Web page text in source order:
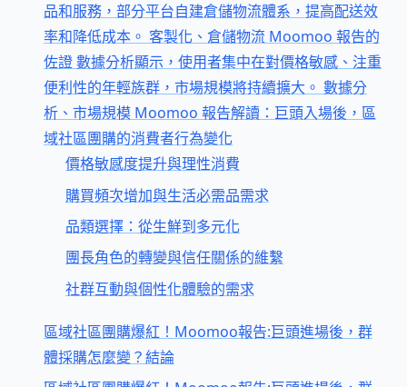
品和服務，部分平台自建倉儲物流體系，提高配送效
率和降低成本。 客製化、倉儲物流 Moomoo 報告的
佐證 數據分析顯示，使用者集中在對價格敏感、注重
便利性的年輕族群，市場規模將持續擴大。 數據分
析、市場規模 Moomoo 報告解讀：巨頭入場後，區
域社區團購的消費者行為變化
價格敏感度提升與理性消費
購買頻次增加與生活必需品需求
品類選擇：從生鮮到多元化
團長角色的轉變與信任關係的維繫
社群互動與個性化體驗的需求
區域社區團購爆紅！Moomoo報告:巨頭進場後，群
體採購怎麼變？結論